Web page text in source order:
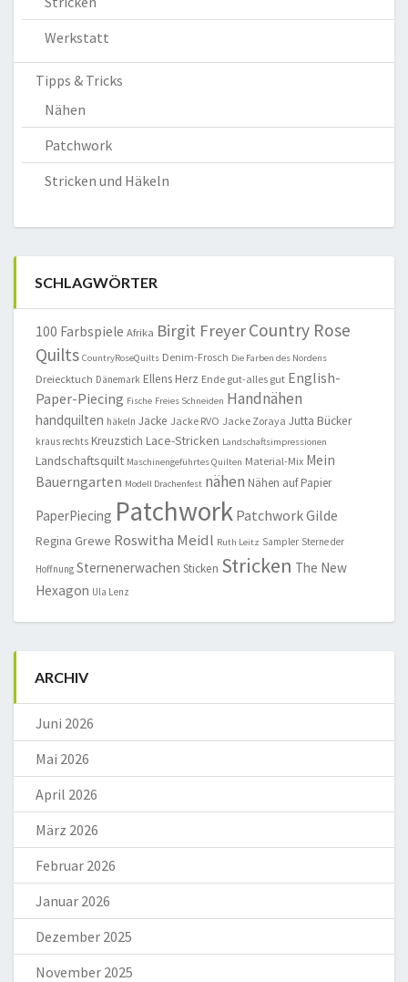
Werkstatt
Tipps & Tricks
Nähen
Patchwork
Stricken und Häkeln
SCHLAGWÖRTER
100 Farbspiele Afrika Birgit FreyerCountry Rose
Quilts CountryRoseQuilts Denim-Frosch Die Farben des Nordens
Dreiecktuch Dänemark Ellens Herz Ende gut-alles gut English-
Paper-Piecing Fische Freies Schneiden Handnähen
handquilten häkeln Jacke Jacke RVO Jacke Zoraya Jutta Bücker
kraus rechts Kreuzstich Lace-Stricken Landschaftsimpressionen
Landschaftsquilt Maschinengeführtes Quilten Material-Mix Mein
Bauerngarten Modell Drachenfest nähen Nähen auf Papier
PaperPiecing Patchwork Patchwork Gilde
Regina Grewe Roswitha Meidl Ruth Leitz Sampler Sterne der
Hoffnung Sternenerwachen Sticken Stricken The New
Hexagon Ula Lenz
ARCHIV
Juni 2026
Mai 2026
April 2026
März 2026
Februar 2026
Januar 2026
Dezember 2025
November 2025